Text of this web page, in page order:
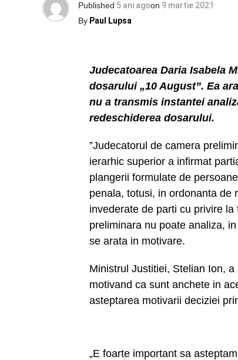
Published 5 ani agoon 9 martie 2021
By Paul Lupsa
Judecatoarea Daria Isabela
dosarului „10 August”. Ea
nu a transmis instantei
redeschiderea dosarului.
”Judecatorul de camera
ierarhic superior a infirmat
plangerii formulate de
penala, totusi, in ordonanta de
invederate de parti cu privire
preliminara nu poate analiza,
se arata in motivare.
Ministrul Justitiei, Stelian Ion, a
motivand ca sunt anchete in
asteptarea motivarii deciziei
„E foarte important sa